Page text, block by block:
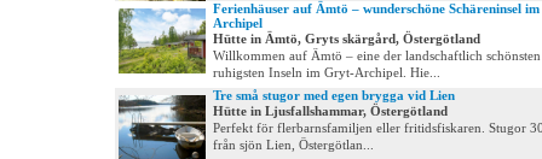
Ferienhäuser auf Ämtö – wunderschöne Schäreninsel
Archipel
Hütte in Ämtö, Gryts skärgård, Östergötland
Willkommen auf Ämtö – eine der landschaftlich
ruhigsten Inseln im Gryt-Archipel. Hie...
Tre små stugor med egen brygga vid Lien
Hütte in Ljusfallshammar, Östergötland
Perfekt för flerbarnsfamiljen eller fritidsfiskaren. Stugor
från sjön Lien, Östergötlan...